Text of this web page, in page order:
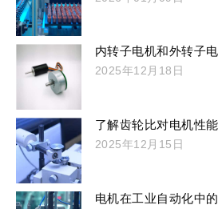
内转子电机和外转子
2025年12月18日
了解齿轮比对电机性
2025年12月15日
电机在工业自动化中